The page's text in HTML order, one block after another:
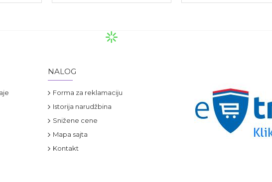
NALOG
Forma za reklamaciju
Istorija narudžbina
Snižene cene
Mapa sajta
Kontakt